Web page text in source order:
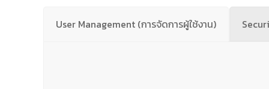
User Management (การจัดการผู้ใช้งาน)